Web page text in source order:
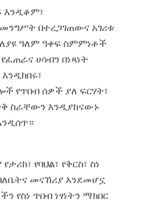
እንዲቆም፣
በተረጋገጠውና አገሪቱ
ዓለም ዓቀፍ ስምምነቶች
ሀሳብን በነጻነት
የጥበብ ሰዎች ያለ ፍርሃት፣
ስራቸውን እንዲያከናውኑ
የባህል፣ የቅርስ፣ ስነ
መናኸሪያ እንደመሆኗ
የስነ ጥበብ ነፃነትን ማክበር